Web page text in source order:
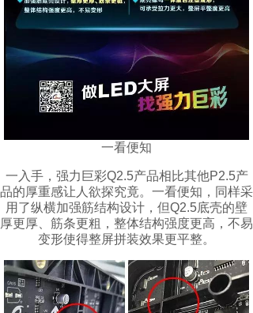
一看便知
一入手，强力巨彩Q2.5产品相比其他P2.5产
品的厚重感让人欲探究竟。一看便知，同样采
用了纵横加强筋结构设计，但Q2.5底壳的壁
厚更厚、筋条更粗，整体结构强度更高，不易
变形使得整屏拼装效果更平整。